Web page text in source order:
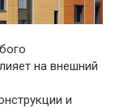
на внешний
и